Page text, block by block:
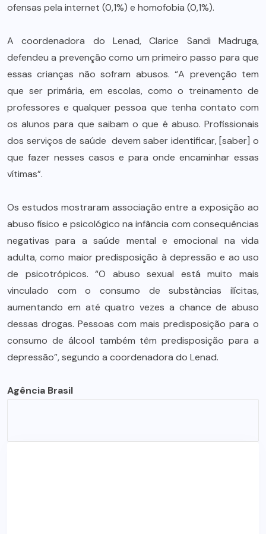
ofensas pela internet (0,1%) e homofobia (0,1%).
A coordenadora do Lenad, Clarice Sandi Madruga,
defendeu a prevenção como um primeiro passo para que
essas crianças não sofram abusos. “A prevenção tem
que ser primária, em escolas, como o treinamento de
professores e qualquer pessoa que tenha contato com
os alunos para que saibam o que é abuso. Profissionais
dos serviços de saúde devem saber identificar, [saber] o
que fazer nesses casos e para onde encaminhar essas
vítimas”.
Os estudos mostraram associação entre a exposição ao
abuso físico e psicológico na infância com consequências
negativas para a saúde mental e emocional na vida
adulta, como maior predisposição à depressão e ao uso
de psicotrópicos. “O abuso sexual está muito mais
vinculado com o consumo de substâncias ilícitas,
aumentando em até quatro vezes a chance de abuso
dessas drogas. Pessoas com mais predisposição para o
consumo de álcool também têm predisposição para a
depressão”, segundo a coordenadora do Lenad.
Agência Brasil